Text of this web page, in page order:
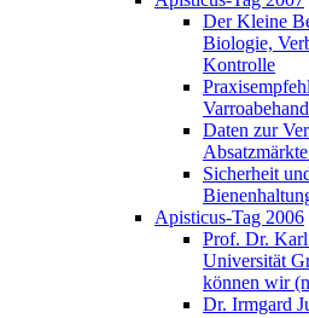
Der Kleine
Biologie,
Kontrolle
Daten zur
Sicherheit
Apisticus-Tag 2006
Prof. Dr.
Universität
können wir
Dr. Irmgard